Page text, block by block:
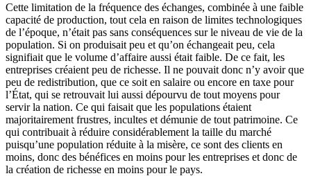
Cette limitation de la fréquence des échanges, combinée à une faible
capacité de production, tout cela en raison de limites technologiques
de l’époque, n’était pas sans conséquences sur le niveau de vie de la
population. Si on produisait peu et qu’on échangeait peu, cela
signifiait que le volume d’affaire aussi était faible. De ce fait, les
entreprises créaient peu de richesse. Il ne pouvait donc n’y avoir que
peu de redistribution, que ce soit en salaire ou encore en taxe pour
l’État, qui se retrouvait lui aussi dépourvu de tout moyens pour
servir la nation. Ce qui faisait que les populations étaient
majoritairement frustres, incultes et démunie de tout patrimoine. Ce
qui contribuait à réduire considérablement la taille du marché
puisqu’une population réduite à la misère, ce sont des clients en
moins, donc des bénéfices en moins pour les entreprises et donc de
la création de richesse en moins pour le pays.